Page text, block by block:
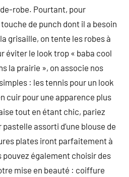
robe. Pourtant, pour
de punch dont il a besoin
grisaille, on tente les robes à
éviter le look trop « baba cool
la prairie », on associe nos
: les tennis pour un look
cuir pour une apparence plus
tout en étant chic, pariez
assorti d’une blouse de
plates iront parfaitement à
également choisir des
mise en beauté : coiffure